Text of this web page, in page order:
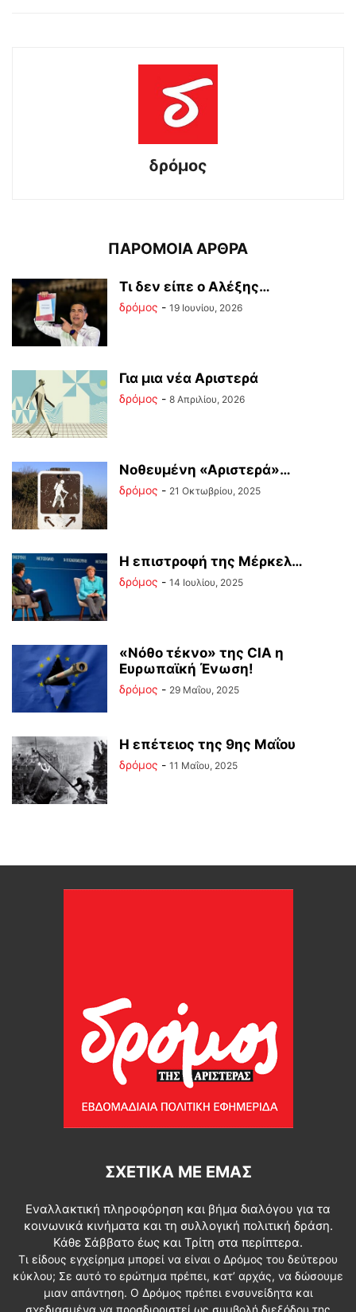
δρόμος
ΠΑΡΟΜΟΙΑ ΑΡΘΡΑ
Tι δεν είπε ο Αλέξης…
δρόμος - 19 Ιουνίου, 2026
Για μια νέα Αριστερά
δρόμος - 8 Απριλίου, 2026
Νοθευμένη «Αριστερά»…
δρόμος - 21 Οκτωβρίου, 2025
Η επιστροφή της Μέρκελ…
δρόμος - 14 Ιουλίου, 2025
«Νόθο τέκνο» της CIA η
Ευρωπαϊκή Ένωση!
δρόμος - 29 Μαΐου, 2025
Η επέτειος της 9ης Μαΐου
δρόμος - 11 Μαΐου, 2025
ΣΧΕΤΙΚΆ ΜΕ ΕΜΆΣ
Εναλλακτική πληροφόρηση και βήμα διαλόγου για τα
κοινωνικά κινήματα και τη συλλογική πολιτική δράση.
Κάθε Σάββατο έως και Τρίτη στα περίπτερα.
Τι είδους εγχείρημα μπορεί να είναι ο Δρόμος του δεύτερου
κύκλου; Σε αυτό το ερώτημα πρέπει, κατ’ αρχάς, να δώσουμε
μιαν απάντηση. Ο Δρόμος πρέπει ενσυνείδητα και